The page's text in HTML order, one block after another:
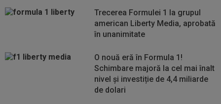
Trecerea Formulei 1 la grupul
american Liberty Media, aprobată
în unanimitate
O nouă eră în Formula 1!
Schimbare majoră la cel mai înalt
nivel și investiție de 4,4 miliarde
de dolari